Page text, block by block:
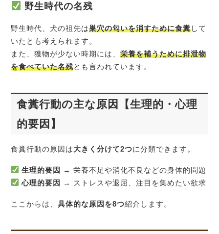
野生時代の名残
野生時代、犬の祖先は巣穴の匂いを消すために食糞して
いたとも考えられます。
また、獲物が少ない時期には、栄養を補うために排泄物
を食べていた名残とも言われています。
食糞行動の主な原因【生理的・心理
的要因】
食糞行動の原因は大きく分けて2つに分類できます。
生理的要因
→ 栄養不足や消化不良などの身体的問題
心理的要因
→ ストレスや退屈、注目を集めたい欲求
ここからは、具体的な原因を8つ紹介します。